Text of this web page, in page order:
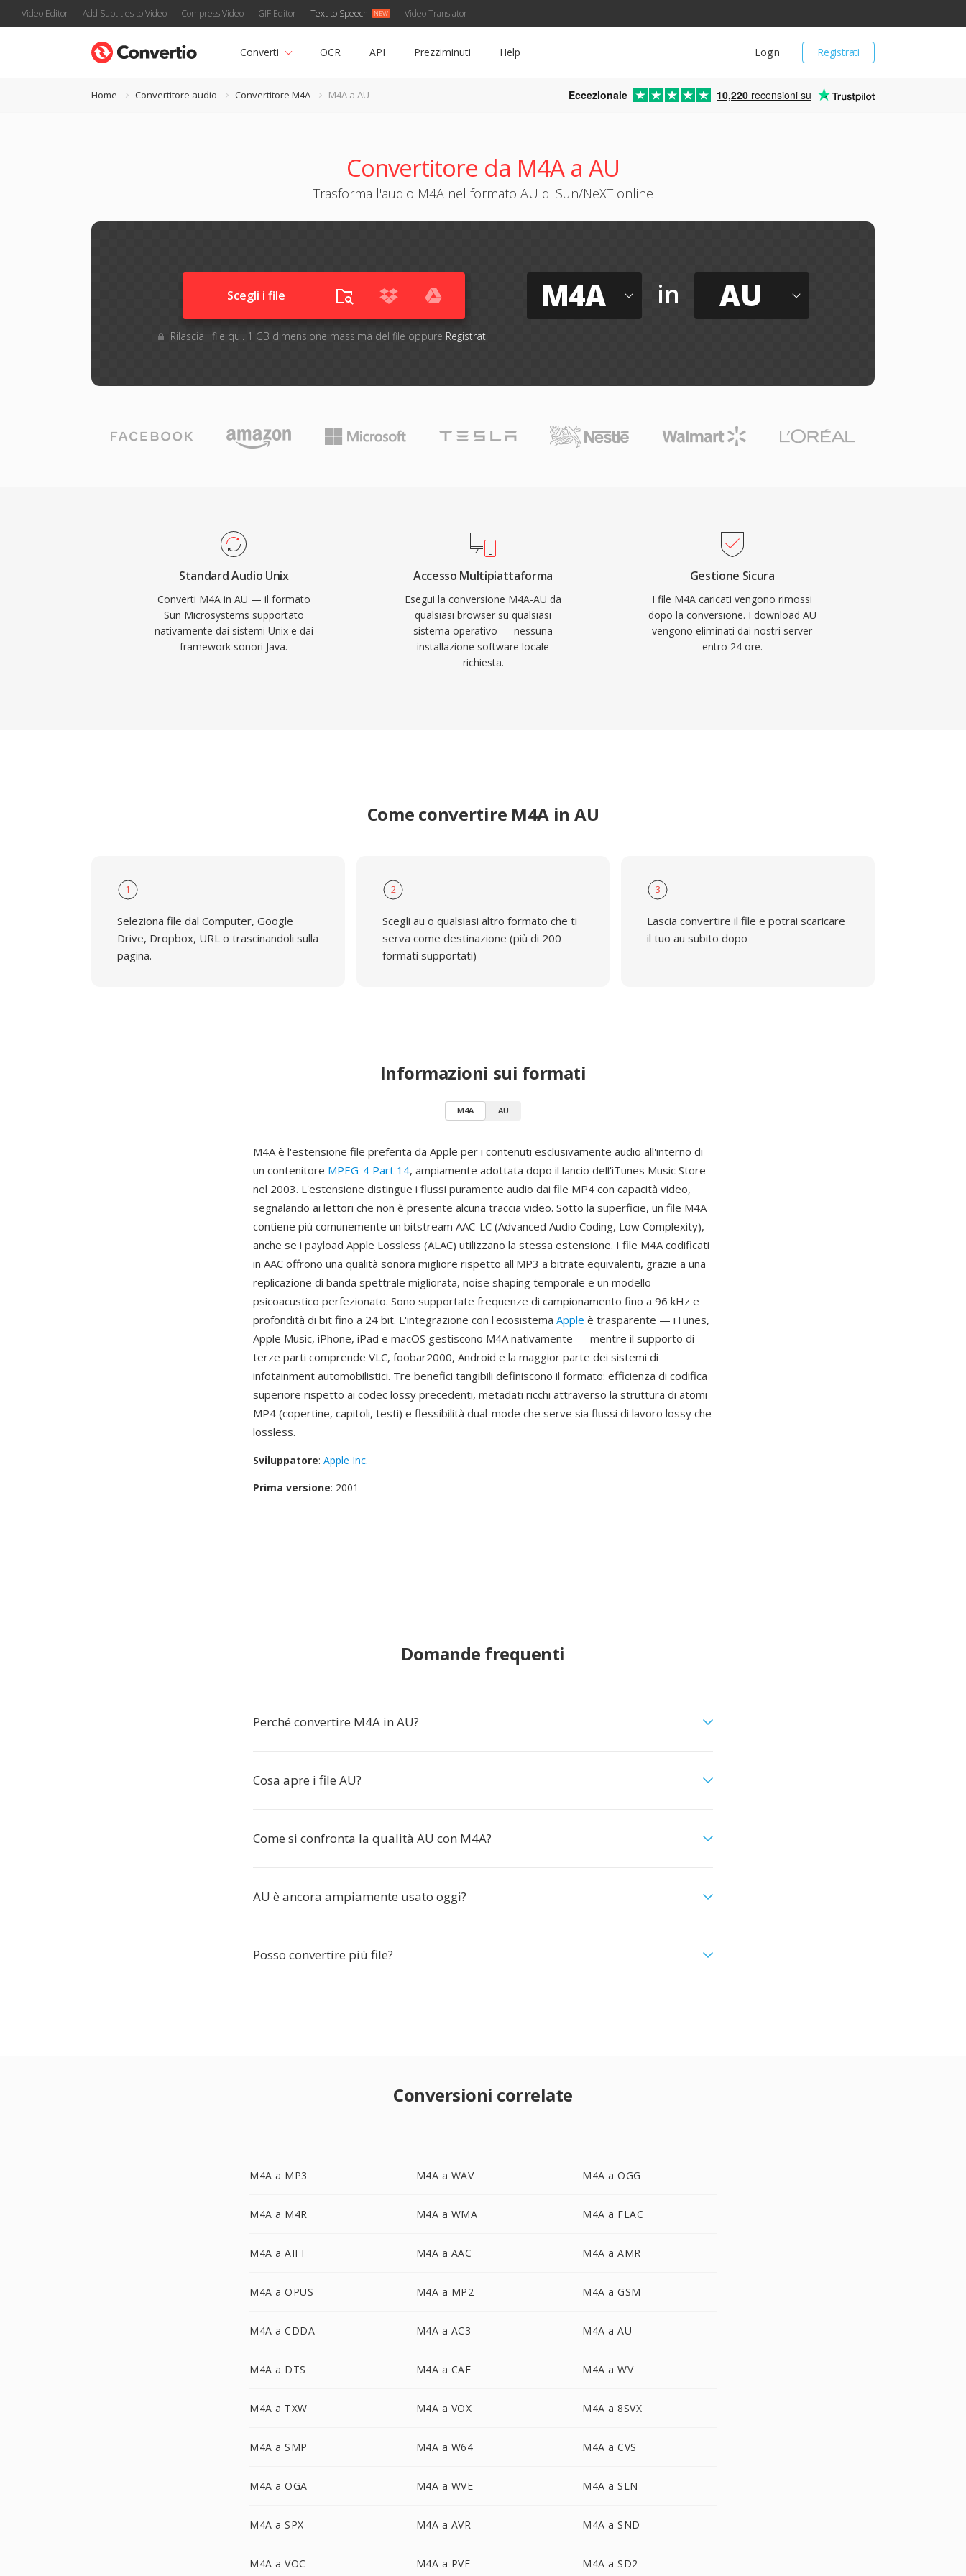
Video Editor Add Subtitles to Video Compress Video GIF Editor Text to Speech Video Translator
Registrati
Login
Converti OCR API Prezziminuti Help
Home Convertitore audio Convertitore M4A M4A a AU Eccezionale 10,220 recensioni su
Convertitore da M4A a AU
Trasforma l'audio M4A nel formato AU di Sun/NeXT online
Scegli i file
Rilascia i file qui. 1 GB dimensione massima del file oppure Registrati
M4A in AU
Standard Audio Unix
Converti M4A in AU — il formato
Sun Microsystems supportato
nativamente dai sistemi Unix e dai
framework sonori Java.
Accesso Multipiattaforma
Esegui la conversione M4A-AU da
qualsiasi browser su qualsiasi
sistema operativo — nessuna
installazione software locale
richiesta.
Gestione Sicura
I file M4A caricati vengono rimossi
dopo la conversione. I download AU
vengono eliminati dai nostri server
entro 24 ore.
Come convertire M4A in AU
1
Seleziona file dal Computer, Google
Drive, Dropbox, URL o trascinandoli sulla
pagina.
2
Scegli au o qualsiasi altro formato che ti
serva come destinazione (più di 200
formati supportati)
3
Lascia convertire il file e potrai scaricare
il tuo au subito dopo
Informazioni sui formati
M4A AU
M4A è l'estensione file preferita da Apple per i contenuti esclusivamente audio all'interno di
un contenitore MPEG-4 Part 14, ampiamente adottata dopo il lancio dell'iTunes Music Store
nel 2003. L'estensione distingue i flussi puramente audio dai file MP4 con capacità video,
segnalando ai lettori che non è presente alcuna traccia video. Sotto la superficie, un file M4A
contiene più comunemente un bitstream AAC-LC (Advanced Audio Coding, Low Complexity),
anche se i payload Apple Lossless (ALAC) utilizzano la stessa estensione. I file M4A codificati
in AAC offrono una qualità sonora migliore rispetto all'MP3 a bitrate equivalenti, grazie a una
replicazione di banda spettrale migliorata, noise shaping temporale e un modello
psicoacustico perfezionato. Sono supportate frequenze di campionamento fino a 96 kHz e
profondità di bit fino a 24 bit. L'integrazione con l'ecosistema Apple è trasparente — iTunes,
Apple Music, iPhone, iPad e macOS gestiscono M4A nativamente — mentre il supporto di
terze parti comprende VLC, foobar2000, Android e la maggior parte dei sistemi di
infotainment automobilistici. Tre benefici tangibili definiscono il formato: efficienza di codifica
superiore rispetto ai codec lossy precedenti, metadati ricchi attraverso la struttura di atomi
MP4 (copertine, capitoli, testi) e flessibilità dual-mode che serve sia flussi di lavoro lossy che
lossless.
Sviluppatore: Apple Inc.
Prima versione: 2001
Domande frequenti
Perché convertire M4A in AU?
Cosa apre i file AU?
Come si confronta la qualità AU con M4A?
AU è ancora ampiamente usato oggi?
Posso convertire più file?
Conversioni correlate
M4A a MP3 M4A a WAV M4A a OGG
M4A a M4R M4A a WMA M4A a FLAC
M4A a AIFF M4A a AAC M4A a AMR
M4A a OPUS M4A a MP2 M4A a GSM
M4A a CDDA M4A a AC3 M4A a AU
M4A a DTS M4A a CAF M4A a WV
M4A a TXW M4A a VOX M4A a 8SVX
M4A a SMP M4A a W64 M4A a CVS
M4A a OGA M4A a WVE M4A a SLN
M4A a SPX M4A a AVR M4A a SND
M4A a VOC M4A a PVF M4A a SD2